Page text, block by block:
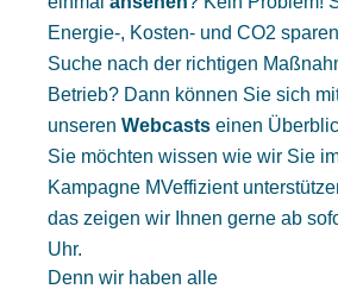
Energie-, Kosten- und CO2
Suche nach der richtigen
Betrieb? Dann können Sie sich
unseren Webcasts einen
Sie möchten wissen wie wir Sie
Kampagne MVeffizient
das zeigen wir Ihnen gerne ab
Uhr.
Denn wir haben alle